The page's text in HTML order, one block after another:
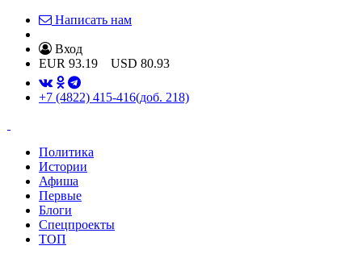
Написать нам
Вход
EUR 93.19 USD 80.93
+7 (4822) 415-416(доб. 218)
Политика
Истории
Афиша
Первые
Блоги
Спецпроекты
ТОП